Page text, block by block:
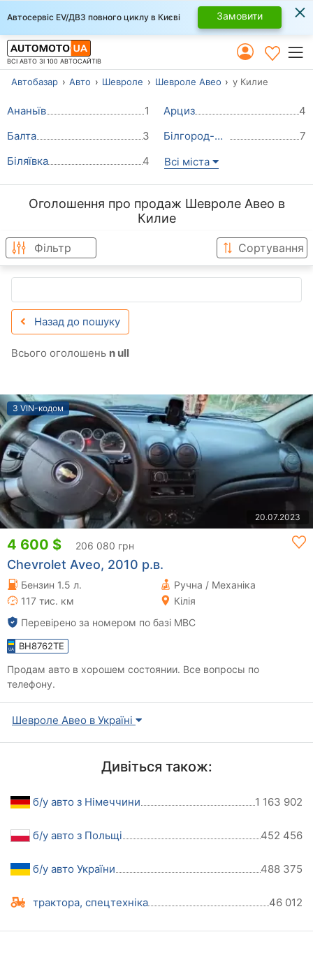
Автосервіс EV/ДВЗ повного циклу в Києві Замовити ×
ВСІ АВТО ЗІ 100 АВТОСАЙТІВ
Автобазар Авто Шевроле Шевроле Авео у Килие
Ананьїв 1 Арциз
4
Балта
3 Білгород-Дністровський
7
Біляївка
4 Всі міста
Оголошення про продаж Шевроле Авео в
Килие
Фільтр Сортування
Назад до пошуку
Всього оголошень n ull
З VIN-кодом
20.07.2023
4 600 $ 206 080 грн
Chevrolet Aveo, 2010 р.в.
Бензин 1.5 л.
Ручна / Механіка
117 тис. км
Кілія
Перевірено за номером по базі МВС
BH8762TE
Продам авто в хорошем состоянии. Все вопросы по
телефону.
Шевроле Авео в Україні
Дивіться також:
б/у авто з Німеччини 1 163 902
б/у авто з Польщі 452 456
б/у авто України 488 375
трактора, спецтехніка 46 012